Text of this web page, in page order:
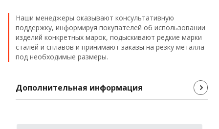
Проволока
Сетка
Наши менеджеры оказывают консультативную
поддержку, информируя покупателей об использовании
изделий конкретных марок, подыскивают редкие марки
сталей и сплавов и принимают заказы на резку металла
под необходимые размеры.
Дополнительная информация